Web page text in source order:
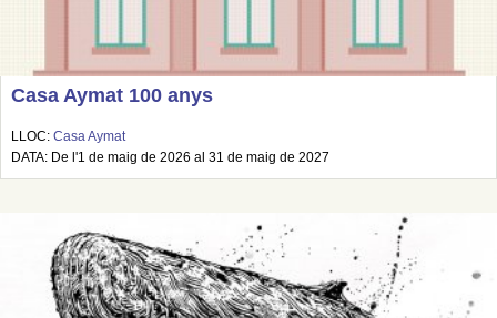
Casa Aymat 100 anys
LLOC: Casa Aymat
DATA: De l'1 de maig de 2026 al 31 de maig de 2027